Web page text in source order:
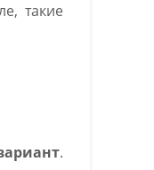
такие
.